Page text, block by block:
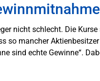
nicht schlecht. Die
so mancher
sind echte Gewinne“.